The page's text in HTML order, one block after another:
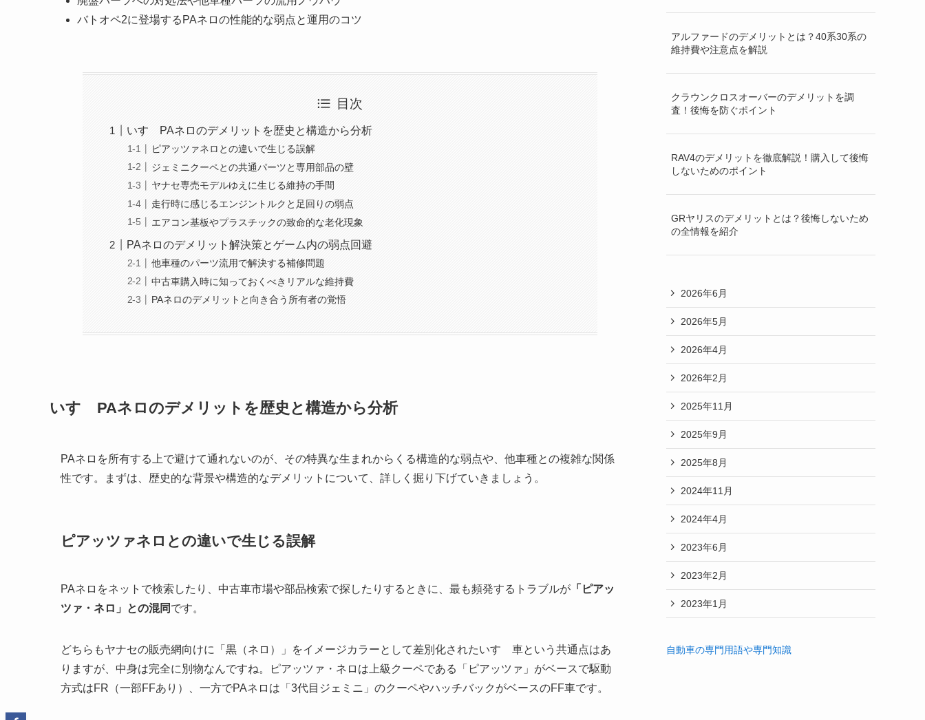
バトオペ2に登場するPAネロの性能的な弱点と運用のコツ
目次
いすゞPAネロのデメリットを歴史と構造から分析
ピアッツァネロとの違いで生じる誤解
ジェミニクーペとの共通パーツと専用部品の壁
ヤナセ専売モデルゆえに生じる維持の手間
走行時に感じるエンジントルクと足回りの弱点
エアコン基板やプラスチックの致命的な老化現象
PAネロのデメリット解決策とゲーム内の弱点回避
他車種のパーツ流用で解決する補修問題
中古車購入時に知っておくべきリアルな維持費
PAネロのデメリットと向き合う所有者の覚悟
いすゞPAネロのデメリットを歴史と構造から分析
PAネロを所有する上で避けて通れないのが、その特異な生まれからくる構造的な弱点や、他車種との複雑な関係
性です。まずは、歴史的な背景や構造的なデメリットについて、詳しく掘り下げていきましょう。
ピアッツァネロとの違いで生じる誤解
PAネロをネットで検索したり、中古車市場や部品検索で探したりするときに、最も頻発するトラブルが 「ピアッ
ツァ・ネロ」との混同 です。
どちらもヤナセの販売網向けに「黒（ネロ）」をイメージカラーとして差別化されたいすゞ車という共通点はあ
りますが、中身は完全に別物なんですね。ピアッツァ・ネロは上級クーペである「ピアッツァ」がベースで駆動
方式はFR（一部FFあり）、一方でPAネロは「3代目ジェミニ」のクーペやハッチバックがベースのFF車です。
アルファードのデメリットとは？40系30系の
維持費や注意点を解説
クラウンクロスオーバーのデメリットを調
査！後悔を防ぐポイント
RAV4のデメリットを徹底解説！購入して後悔
しないためのポイント
GRヤリスのデメリットとは？後悔しないため
の全情報を紹介
2026年6月
2026年5月
2026年4月
2026年2月
2025年11月
2025年9月
2025年8月
2024年11月
2024年4月
2023年6月
2023年2月
2023年1月
自動車の専門用語や専門知識